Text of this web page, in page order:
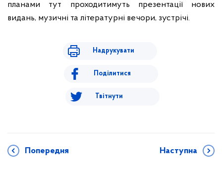
планами тут проходитимуть презентації нових
видань, музичні та літературні вечори, зустрічі.
Надрукувати
Поділитися
Твітнути
Попередня Наступна